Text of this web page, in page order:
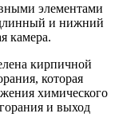
элементами
длинный и нижний
камера.
кирпичной
которая
химического
и выход